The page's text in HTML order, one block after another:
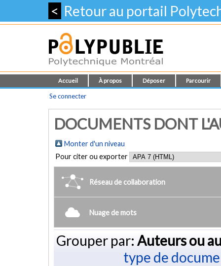
< Retour au portail
Accueil À propos Déposer Parcourir
Se connecter
DOCUMENTS DONT
Monter d'un niveau
Pour citer ou exporter
Réseau de collaboration
Nuage de mots
Grouper par: Auteurs ou
type de